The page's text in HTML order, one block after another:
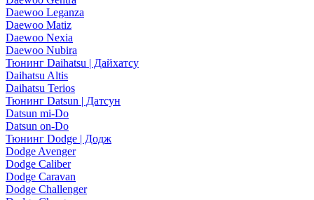
Daewoo Leganza
Daewoo Matiz
Daewoo Nexia
Daewoo Nubira
Тюнинг Daihatsu | Дайхатсу
Daihatsu Altis
Daihatsu Terios
Тюнинг Datsun | Датсун
Datsun mi-Do
Datsun on-Do
Тюнинг Dodge | Додж
Dodge Avenger
Dodge Caliber
Dodge Caravan
Dodge Challenger